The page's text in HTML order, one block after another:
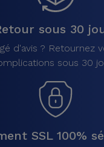
sous 30
d'avis ? Retournez
sous 30
SSL 100%